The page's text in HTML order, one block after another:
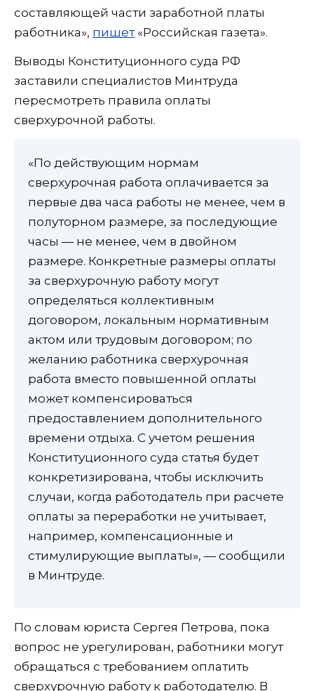
составляющей части заработной платы
работника», пишет«Российская газета».
Выводы Конституционного суда РФ
заставили специалистов Минтруда
пересмотреть правила оплаты
сверхурочной работы.
«По действующим нормам
сверхурочная работа оплачивается за
первые два часа работы не менее, чем в
полуторном размере, за последующие
часы — не менее, чем в двойном
размере. Конкретные размеры оплаты
за сверхурочную работу могут
определяться коллективным
договором, локальным нормативным
актом или трудовым договором; по
желанию работника сверхурочная
работа вместо повышенной оплаты
может компенсироваться
предоставлением дополнительного
времени отдыха. С учетом решения
Конституционного суда статья будет
конкретизирована, чтобы исключить
случаи, когда работодатель при расчете
оплаты за переработки не учитывает,
например, компенсационные и
стимулирующие выплаты», — сообщили
в Минтруде.
По словам юриста Сергея Петрова, пока
вопрос не урегулирован, работники могут
обращаться с требованием оплатить
сверхурочную работу к работодателю. В